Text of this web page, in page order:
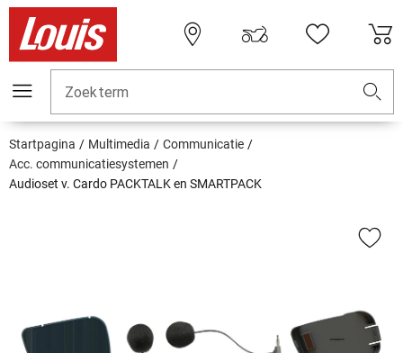
Zoekterm
Startpagina Multimedia
Communicatie
Acc. communicatiesystemen
Audioset v. Cardo PACKTALK en SMARTPACK